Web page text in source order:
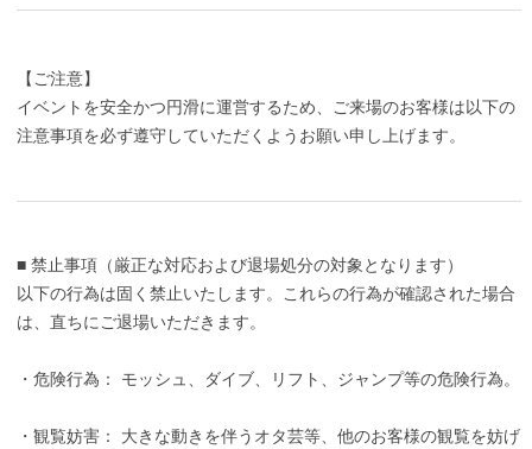
【ご注意】
イベントを安全かつ円滑に運営するため、ご来場のお客様は以下の
注意事項を必ず遵守していただくようお願い申し上げます。
■ 禁止事項（厳正な対応および退場処分の対象となります）
以下の行為は固く禁止いたします。これらの行為が確認された場合
は、直ちにご退場いただきます。
・危険行為： モッシュ、ダイブ、リフト、ジャンプ等の危険行為。
・観覧妨害： 大きな動きを伴うオタ芸等、他のお客様の観覧を妨げ